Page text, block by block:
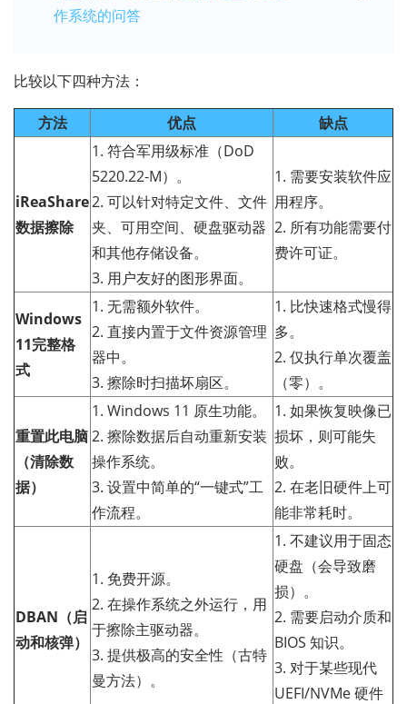
作系统的问答
比较以下四种方法：
方法 优点 缺点
iReaShare
数据擦除
1. 符合军用级标准（DoD
5220.22-M）。
2. 可以针对特定文件、文件
夹、可用空间、硬盘驱动器
和其他存储设备。
3. 用户友好的图形界面。
1. 需要安装软件应
用程序。
2. 所有功能需要付
费许可证。
Windows
11完整格
式
1. 无需额外软件。
2. 直接内置于文件资源管理
器中。
3. 擦除时扫描坏扇区。
1. 比快速格式慢得
多。
2. 仅执行单次覆盖
（零）。
重置此电脑
（清除数
据）
1. Windows 11 原生功能。
2. 擦除数据后自动重新安装
操作系统。
3. 设置中简单的“一键式”工
作流程。
1. 如果恢复映像已
损坏，则可能失
败。
2. 在老旧硬件上可
能非常耗时。
DBAN（启
动和核弹）
1. 免费开源。
2. 在操作系统之外运行，用
于擦除主驱动器。
3. 提供极高的安全性（古特
曼方法）。
1. 不建议用于固态
硬盘（会导致磨
损）。
2. 需要启动介质和
BIOS 知识。
3. 对于某些现代
UEFI/NVMe 硬件